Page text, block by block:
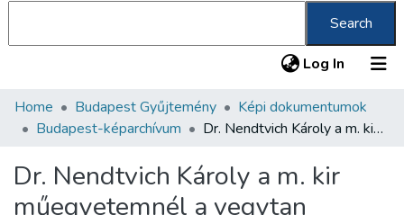
Search
Log In (current)
Communities & Collections
Statistics
Home Budapest Gyűjtemény
Képi dokumentumok
Budapest-képarchívum
Dr. Nendtvich Károly a m. kir műegyetemnél a vegytan tanára, és a m. tud. Akadémia rendes tagja /
Dr. Nendtvich Károly a m. kir
műegyetemnél a vegytan